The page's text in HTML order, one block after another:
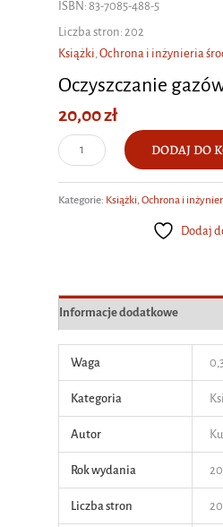
ISBN: 83-7085-488-5
Liczba stron: 202
Książki Ochrona i inżynieria
Oczyszczanie
20,00zł
ilość
Oczyszczanie
gazów.
Laboratorium
DODAJ DO
Kategorie: Książki,Ochrona i
Dodaj
Informacje dodatkowe
Waga
Kategoria
Autor
Rok wydania
Liczba stron